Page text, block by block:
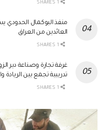
منفذ البوكمال الحدودي
العائدين من العراق
غرفة تجارة وصناعة دير
تدريبية تجمع بين الريادة